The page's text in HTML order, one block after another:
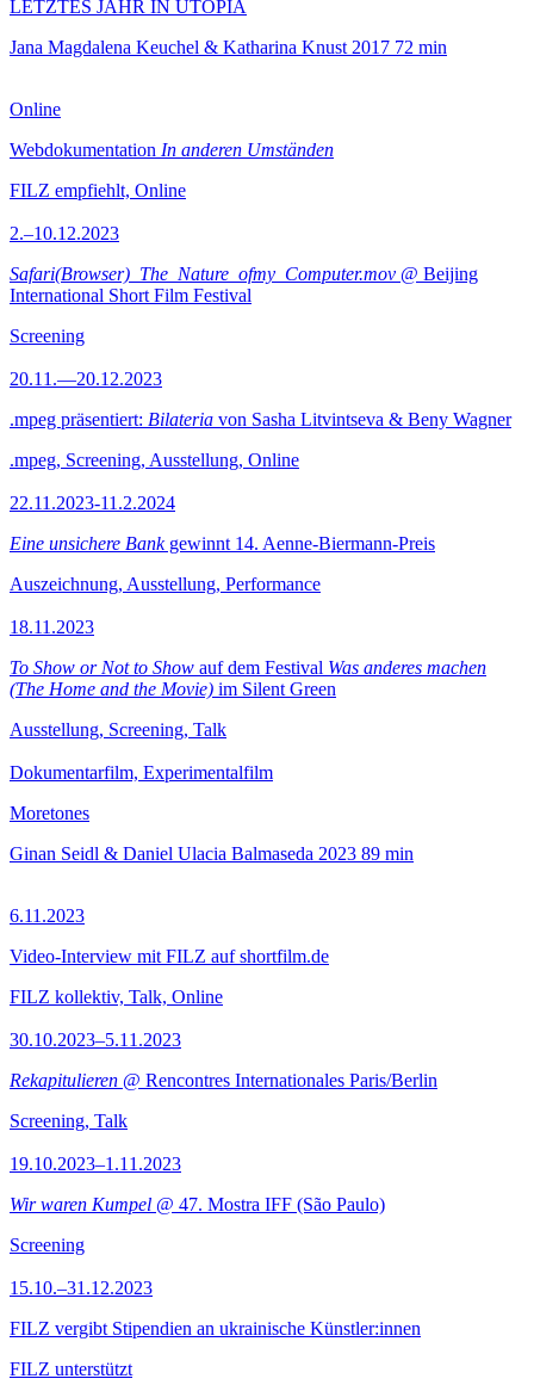
LETZTES JAHR IN UTOPIA
Jana Magdalena Keuchel & Katharina Knust 2017 72 min
Online
Webdokumentation In anderen Umständen
FILZ empfiehlt, Online
2.–10.12.2023
Safari(Browser)_The_Nature_ofmy_Computer.mov @ Beijing
International Short Film Festival
Screening
20.11.—20.12.2023
.mpeg präsentiert: Bilateria von Sasha Litvintseva & Beny Wagner
.mpeg, Screening, Ausstellung, Online
22.11.2023-11.2.2024
Eine unsichere Bankgewinnt 14. Aenne-Biermann-Preis
Auszeichnung, Ausstellung, Performance
18.11.2023
To Show or Not to Show auf dem Festival Was anderes machen
(The Home and the Movie) im Silent Green
Ausstellung, Screening, Talk
Dokumentarfilm, Experimentalfilm
Moretones
Ginan Seidl & Daniel Ulacia Balmaseda 2023 89 min
6.11.2023
Video-Interview mit FILZ auf shortfilm.de
FILZ kollektiv, Talk, Online
30.10.2023–5.11.2023
Rekapitulieren @ Rencontres Internationales Paris/Berlin
Screening, Talk
19.10.2023–1.11.2023
Wir waren Kumpel @ 47. Mostra IFF (São Paulo)
Screening
15.10.–31.12.2023
FILZ vergibt Stipendien an ukrainische Künstler:innen
FILZ unterstützt